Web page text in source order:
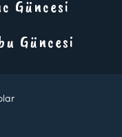
Güncesi
Güncesi